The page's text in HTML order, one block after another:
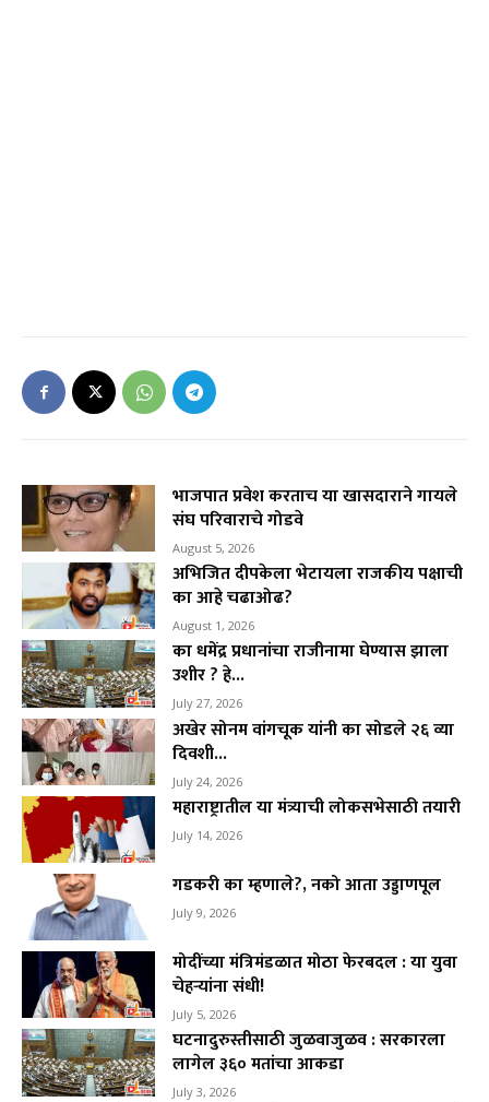
भाजपात प्रवेश करताच या खासदाराने गायले
संघ परिवाराचे गोडवे
August 5, 2026
अभिजित दीपकेला भेटायला राजकीय पक्षाची
का आहे चढाओढ?
August 1, 2026
का धमेंद्र प्रधानांचा राजीनामा घेण्यास झाला
उशीर ? हे...
July 27, 2026
अखेर सोनम वांगचूक यांनी का सोडले २६ व्या
दिवशी...
July 24, 2026
महाराष्ट्रातील या मंत्र्याची लोकसभेसाठी तयारी
July 14, 2026
गडकरी का म्हणाले?, नको आता उड्डाणपूल
July 9, 2026
मोदींच्या मंत्रिमंडळात मोठा फेरबदल : या युवा
चेहऱ्यांना संधी!
July 5, 2026
घटनादुरुस्तीसाठी जुळवाजुळव : सरकारला
लागेल ३६० मतांचा आकडा
July 3, 2026